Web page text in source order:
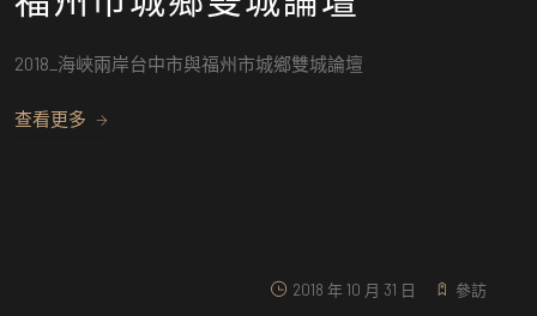
2018_海峽兩岸台中市與福州市城鄉雙城論壇
查看更多
2018 年 10 月 31 日 參訪